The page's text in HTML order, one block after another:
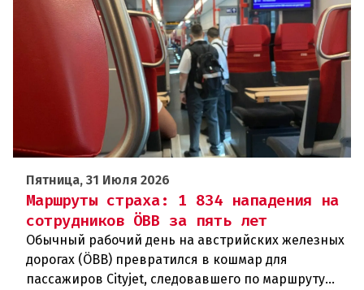
Пятница, 31 Июля 2026
Маршруты страха: 1 834 нападения на
сотрудников ÖBB за пять лет
Обычный рабочий день на австрийских железных
дорогах (ÖBB) превратился в кошмар для
пассажиров Cityjet, следовавшего по маршруту